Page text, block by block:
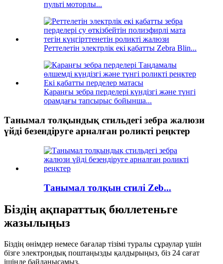
пульті моторлы...
Реттелетін электрлік екі қабатты Zebra Blin...
Қараңғы зебра перделері күндізгі және түнгі
орамдағы тапсырыс бойынша...
Танымал толқындық стильдегі зебра жалюзи
үйді безендіруге арналған роликті реңктер
Танымал толқын стилі Zeb...
Біздің ақпараттық бюллетеньге
жазылыңыз
Біздің өнімдер немесе бағалар тізімі туралы сұраулар үшін
бізге электрондық поштаңызды қалдырыңыз, біз 24 сағат
ішінде байланысамыз.